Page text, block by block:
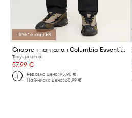
-5%* с код: FS
Спортен панталон Columbia Essential Hike
Текуща цена:
57,99 €
Редовна цена:95,90 €
Най-ниска цена:60,99 €